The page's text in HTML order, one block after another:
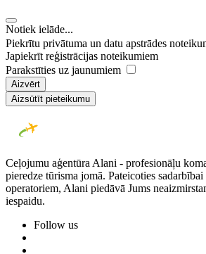
Notiek ielāde...
Piekrītu privātuma un datu apstrādes
Japiekrīt reģistrācijas noteikumiem
Parakstīties uz jaunumiem
Aizvērt
Aizsūtīt pieteikumu
Ceļojumu aģentūra Alani - profesionāļu
pieredze tūrisma jomā. Pateicoties
operatoriem, Alani piedāvā Jums
iespaidu.
Follow us